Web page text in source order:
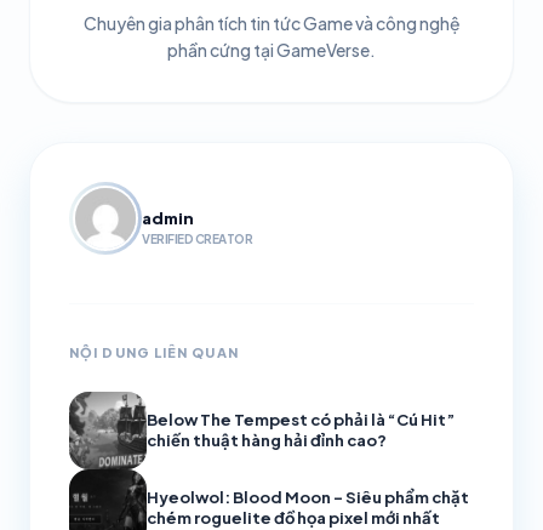
Chuyên gia phân tích tin tức Game và công nghệ
phần cứng tại GameVerse.
admin
VERIFIED CREATOR
NỘI DUNG LIÊN QUAN
Below The Tempest có phải là “Cú Hit”
chiến thuật hàng hải đỉnh cao?
Hyeolwol: Blood Moon – Siêu phẩm chặt
chém roguelite đồ họa pixel mới nhất